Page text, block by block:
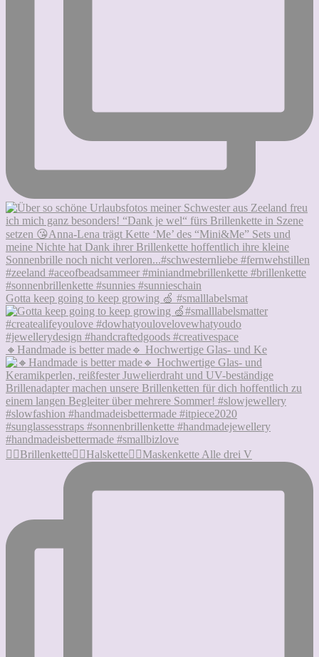
Gotta keep going to keep growing 🍏 #smalllabelsmat
🔸Handmade is better made🔹 Hochwertige Glas- und Ke
👉🏻Brillenkette👉🏻Halskette👉🏻Maskenkette Alle drei V